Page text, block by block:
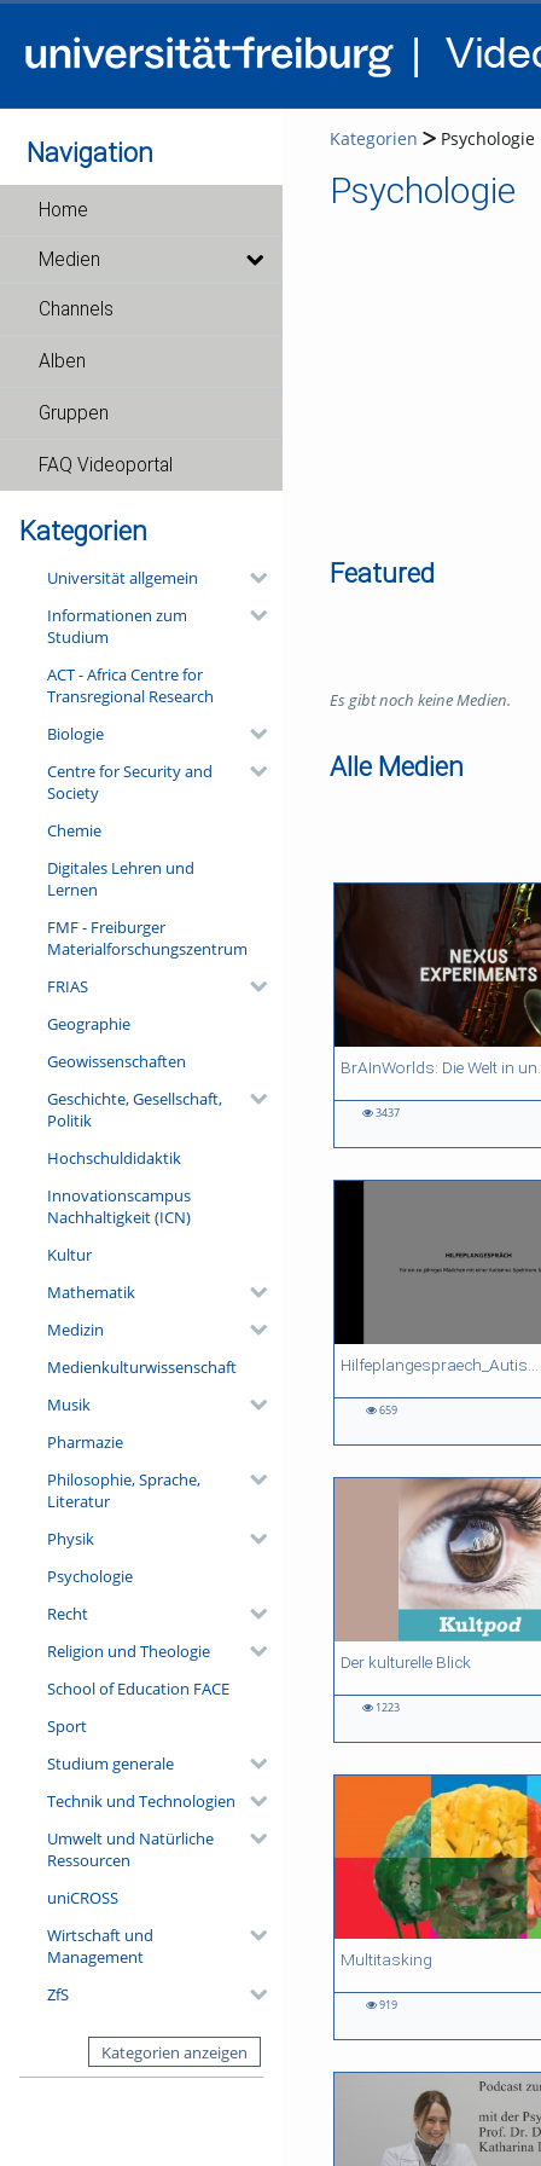
Navigation
Home
Medien
Channels
Alben
Gruppen
FAQ Videoportal
Kategorien
Universität allgemein
Informationen zum
Studium
ACT - Africa Centre for
Transregional Research
Biologie
Centre for Security and
Society
Chemie
Digitales Lehren und
Lernen
FMF - Freiburger
Materialforschungszentrum
FRIAS
Geographie
Geowissenschaften
Geschichte, Gesellschaft,
Politik
Hochschuldidaktik
Innovationscampus
Nachhaltigkeit (ICN)
Kultur
Mathematik
Medizin
Medienkulturwissenschaft
Musik
Pharmazie
Philosophie, Sprache,
Literatur
Physik
Psychologie
Recht
Religion und Theologie
School of Education FACE
Sport
Studium generale
Technik und Technologien
Umwelt und Natürliche
Ressourcen
uniCROSS
Wirtschaft und
Management
ZfS
Kategorien anzeigen
Kategorien Psychologie
Psychologie
Featured
Es gibt noch keine Medien.
Alle Medien
07:17 duration
3437
04:47 duration
04:47 duration
04:47 duration
Hilfeplangespraech_Autismus
19:48 duration
659
views
00:16 duration
views
15:24 duration
views
12:49 duration
views
Der kulturelle Blick
11:18 duration
1223
views
05:03 duration
views
05:03 duration
views
05:03 duration
views
Multitasking
03:43 duration
919
views
04:57 duration
views
04:58 duration
views
04:57 duration
views